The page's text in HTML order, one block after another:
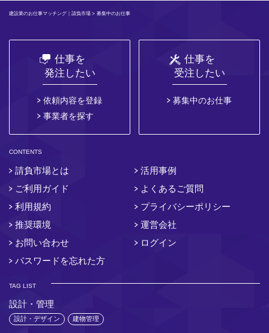
建設業のお仕事マッチング｜請負市場 > 募集中のお仕事
仕事を
発注したい
依頼内容を登録
事業者を探す
仕事を
受注したい
募集中のお仕事
CONTENTS
請負市場とは
活用事例
ご利用ガイド
よくあるご質問
利用規約
プライバシーポリシー
推奨環境
運営会社
お問い合わせ
ログイン
パスワードを忘れた方
TAG LIST
設計・管理
設計・デザイン 建物管理